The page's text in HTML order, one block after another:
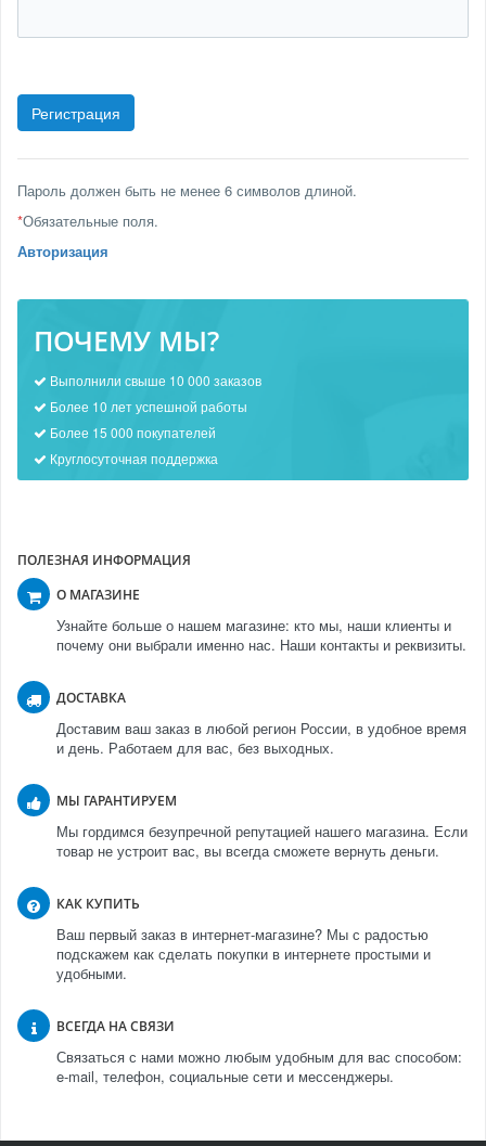
Пароль должен быть не менее 6 символов длиной.
*Обязательные поля.
Авторизация
ПОЧЕМУ МЫ?
Выполнили свыше 10 000 заказов
Более 10 лет успешной работы
Более 15 000 покупателей
Круглосуточная поддержка
ПОЛЕЗНАЯ ИНФОРМАЦИЯ
О МАГАЗИНЕ
Узнайте больше о нашем магазине: кто мы, наши клиенты и
почему они выбрали именно нас. Наши контакты и реквизиты.
ДОСТАВКА
Доставим ваш заказ в любой регион России, в удобное время
и день. Работаем для вас, без выходных.
МЫ ГАРАНТИРУЕМ
Мы гордимся безупречной репутацией нашего магазина. Если
товар не устроит вас, вы всегда сможете вернуть деньги.
КАК КУПИТЬ
Ваш первый заказ в интернет-магазине? Мы с радостью
подскажем как сделать покупки в интернете простыми и
удобными.
ВСЕГДА НА СВЯЗИ
Связаться с нами можно любым удобным для вас способом:
e-mail, телефон, социальные сети и мессенджеры.